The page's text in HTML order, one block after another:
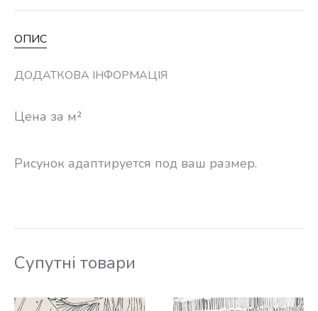
ОПИС
ДОДАТКОВА ІНФОРМАЦІЯ
Цена за м²
Рисунок адаптируется под ваш размер.
Супутні товари